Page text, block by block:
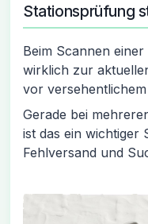
Stationsprüfung
Beim Scannen
wirklich zur
vor
Gerade bei
ist das ein wichtiger
Fehlversand und